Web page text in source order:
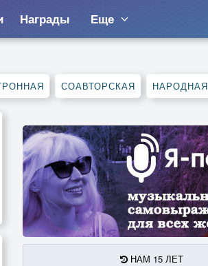
Награды Еще
СОАВТОРСКАЯ НАРОДНАЯ
НАМ 15 ЛЕТ